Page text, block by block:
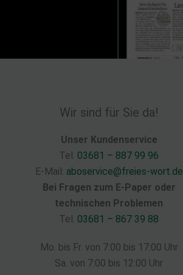
Wir sind für Sie da!
Unser Kundenservice
Tel. 03681 – 887 99 96
E-Mail: aboservice@freies-wort.de
Bei Fragen zum E-Paper oder
technischen Problemen
Tel. 03681 – 867 39 88
Mo. bis Fr. von 7:00 bis 17:00 Uhr
Sa. von 7:00 bis 12:00 Uhr